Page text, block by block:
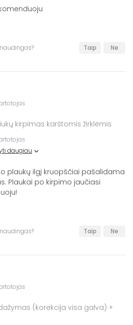
Taip Ne
kirpimas karštomis žirklėmis
daugiau
plaukų ilgį kruopščiai pašalidama
Plaukai po kirpimo jaučiasi
Taip Ne
(korekcija visa galva) +